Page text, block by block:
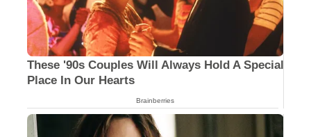
These '90s Couples Will Always Hold A Special
Place In Our Hearts
Brainberries